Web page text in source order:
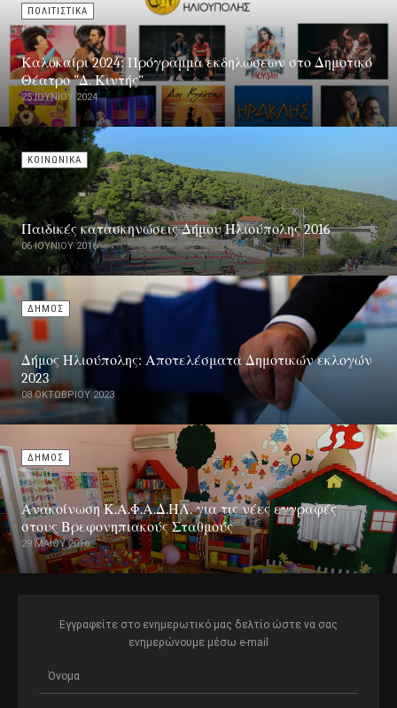
ΠΟΛΙΤΙΣΤΙΚΑ
Καλοκαίρι 2024: Πρόγραμμα εκδηλώσεων στο Δημοτικό
Θέατρο "Δ. Κιντής"
25 ΙΟΥΝΊΟΥ 2024
ΚΟΙΝΩΝΙΚΑ
Παιδικές κατασκηνώσεις Δήμου Ηλιούπολης 2016
06 ΙΟΥΝΊΟΥ 2016
ΔΗΜΟΣ
Δήμος Ηλιούπολης: Αποτελέσματα Δημοτικών εκλογών
2023
08 ΟΚΤΩΒΡΊΟΥ 2023
ΔΗΜΟΣ
Ανακοίνωση Κ.Α.Φ.Α.Δ.ΗΛ. για τις νέες εγγραφές
στους Βρεφονηπιακούς Σταθμούς
29 ΜΑΪ́ΟΥ 2016
Εγγραφείτε στο ενημερωτικό μας δελτίο ώστε να σας
ενημερώνουμε μέσω e-mail